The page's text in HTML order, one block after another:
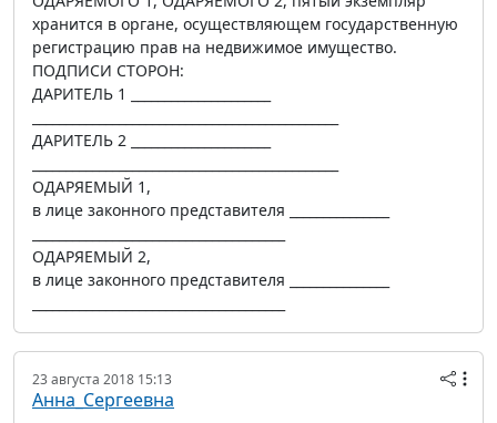
хранится в органе, осуществляющем государственную
регистрацию прав на недвижимое имущество.
ПОДПИСИ СТОРОН:
ДАРИТЕЛЬ 1 _____________________
ДАРИТЕЛЬ 2 _____________________
ОДАРЯЕМЫЙ 1,
в лице законного представителя _______________
ОДАРЯЕМЫЙ 2,
в лице законного представителя _______________
23 августа 2018 15:13
Анна_Сергеевна